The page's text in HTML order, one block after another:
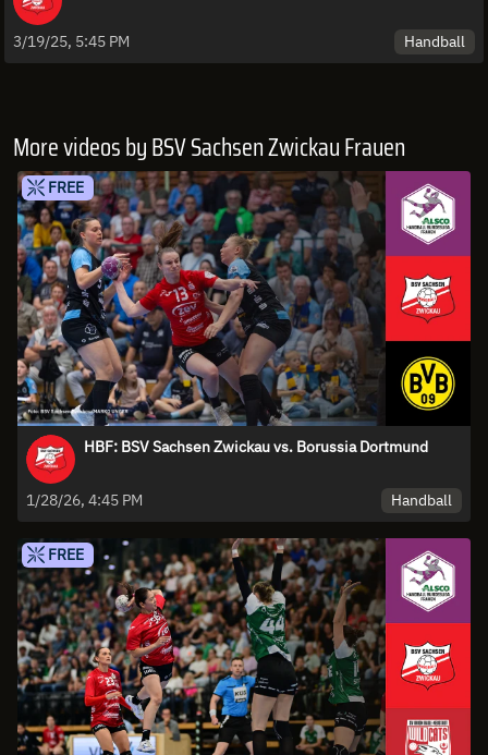
3/19/25, 5:45 PM Handball
More videos by BSV Sachsen Zwickau Frauen
FREE
HBF: BSV Sachsen Zwickau vs. Borussia Dortmund
1/28/26, 4:45 PM Handball
FREE